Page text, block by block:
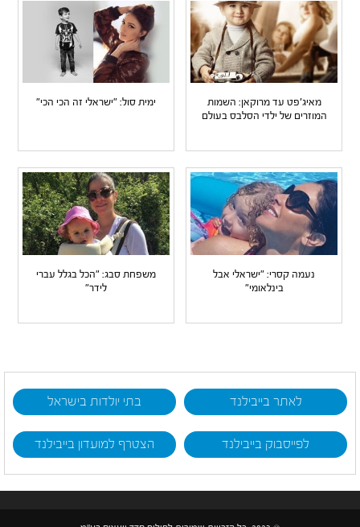
מאיג'פט עד מרוקאן: השמות
המוזרים של ילדי הסלבס בעולם
ימית סול: "ישראלי זה הכי הכי"
נעמה קסרי: "ישראלי אבל
בינלאומי"
משפחת סבג: "הכל בגלל עברי
לידר"
לאתר בייבילנד בתי יולדות בישראל
לפייסבוק בייבילנד הצטרף למועדון בייבילנד